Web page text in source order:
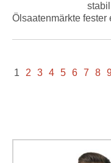
Ölsaatenmärkte fester
1 2 3 4 5 6 7 8